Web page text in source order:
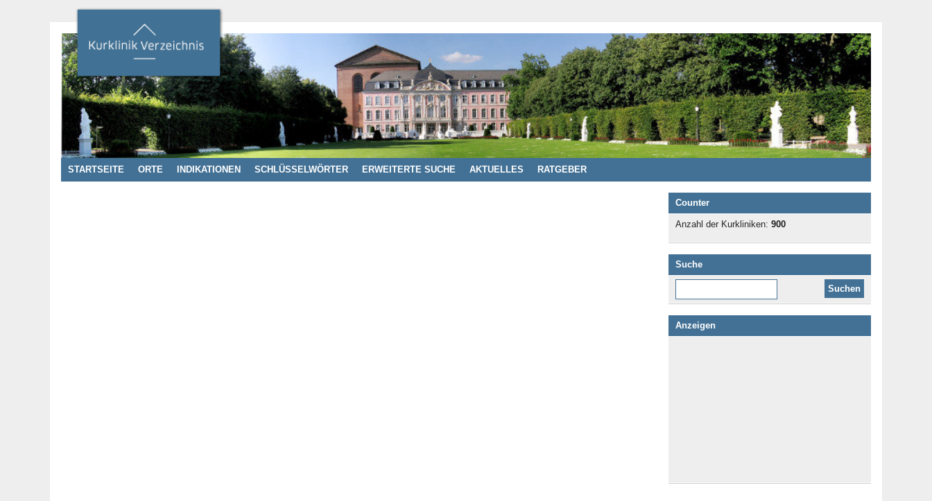
STARTSEITE ORTE INDIKATIONEN SCHLÜSSELWÖRTER ERWEITERTE SUCHE AKTUELLES RATGEBER
Counter
Anzahl der Kurkliniken: 900
Suche
Anzeigen